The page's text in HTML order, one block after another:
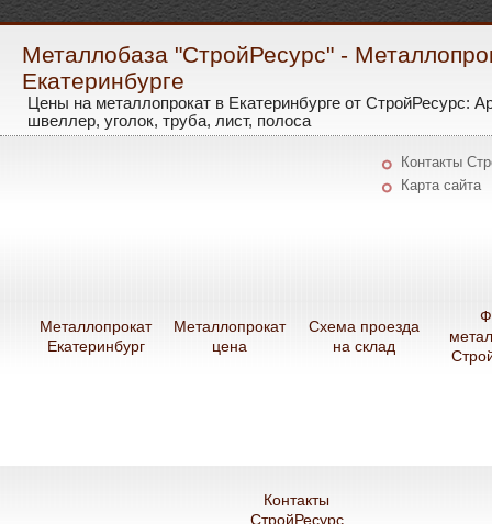
Металлобаза "СтройРесурс" -
Екатеринбурге
Цены на металлопрокат в Екатеринбурге от СтройРесурс:
швеллер, уголок, труба, лист, полоса
Контакты
Карта сайта
Металлопрокат
Екатеринбург
Металлопрокат
цена
Схема проезда
на склад
Контакты
СтройРесурс